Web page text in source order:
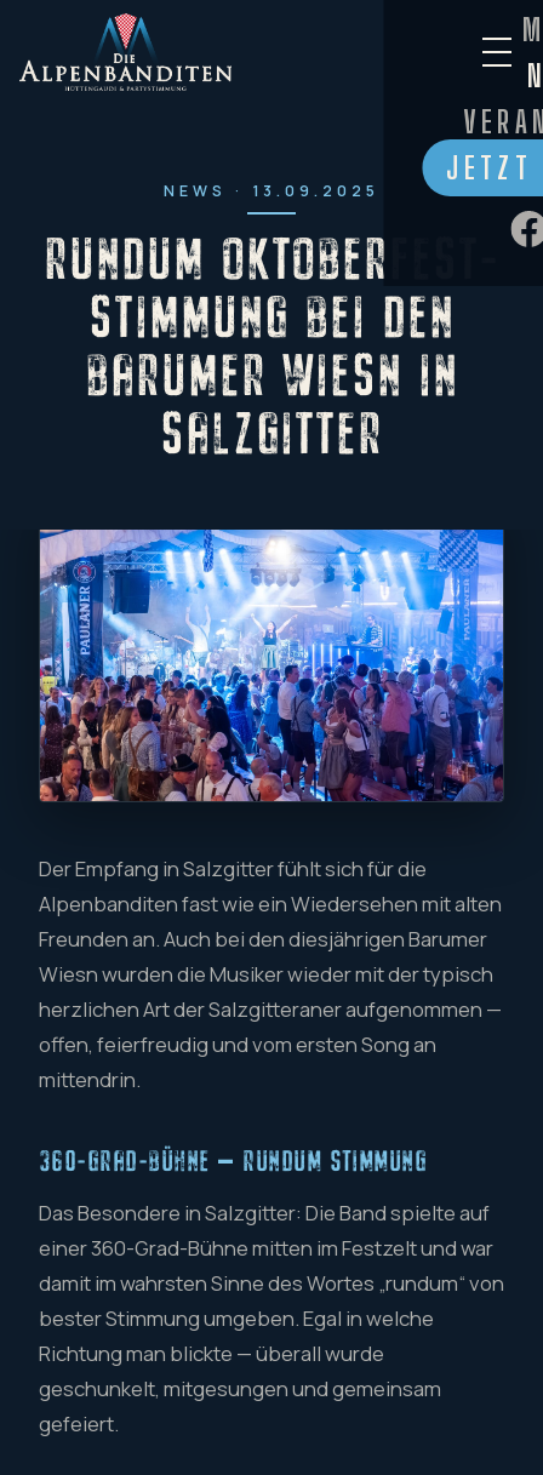
JETZT
NEWS · 13.09.2025
RUNDUM OKTOBERFEST-
STIMMUNG BEI DEN
BARUMER WIESN IN
SALZGITTER
Der Empfang in Salzgitter fühlt sich für die
Alpenbanditen fast wie ein Wiedersehen mit alten
Freunden an. Auch bei den diesjährigen Barumer
Wiesn wurden die Musiker wieder mit der typisch
herzlichen Art der Salzgitteraner aufgenommen —
offen, feierfreudig und vom ersten Song an
mittendrin.
360-GRAD-BÜHNE — RUNDUM STIMMUNG
Das Besondere in Salzgitter: Die Band spielte auf
einer 360-Grad-Bühne mitten im Festzelt und war
damit im wahrsten Sinne des Wortes „rundum“ von
bester Stimmung umgeben. Egal in welche
Richtung man blickte — überall wurde
geschunkelt, mitgesungen und gemeinsam
gefeiert.